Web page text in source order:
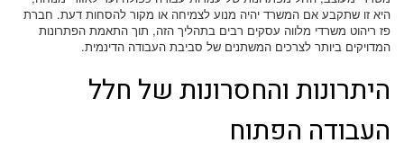
היא זו שתקבע אם המשרד יהיה מנוע לצמיחה או מקור להסחות דעת. חברת
פז ריהוט משרדי מלווה עסקים רבים בתהליך הזה, תוך התאמת הפתרונות
המדויקים ביותר לצרכים המשתנים של סביבת העבודה הדינמית.
היתרונות והחסרונות של חלל
העבודה הפתוח